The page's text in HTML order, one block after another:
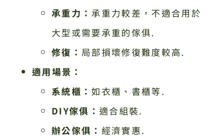
承重力： 承重力較差，不適合用於
大型或需要承重的傢俱.
修復： 局部損壞修復難度較高.
適用場景：
系統櫃：如衣櫃、書櫃等.
DIY傢俱：適合組裝.
辦公傢俱： 經濟實惠.